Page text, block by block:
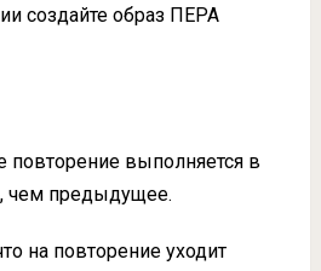
создайте образ ПЕРА
выполняется в
чем предыдущее.
на повторение уходит